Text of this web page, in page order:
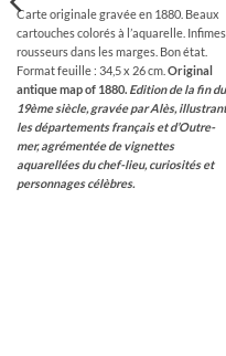
Carte originale gravée en 1880. Beaux
cartouches colorés à l’aquarelle. Infimes
rousseurs dans les marges. Bon état.
Format feuille : 34,5 x 26 cm. Original
antique map of 1880. Edition de la fin du
19ème siècle, gravée par Alès, illustrant
les départements français et d’Outre-
mer, agrémentée de vignettes
aquarellées du chef-lieu, curiosités et
personnages célèbres.